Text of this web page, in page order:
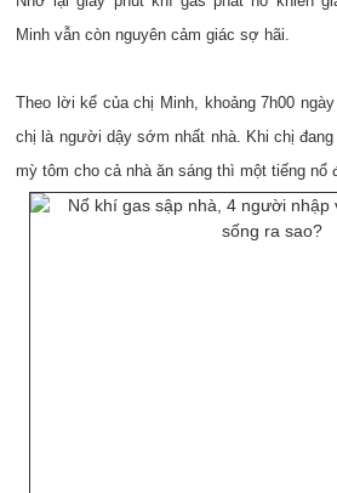
Minh vẫn còn nguyên cảm giác sợ hãi.
Theo lời kể của chị Minh, khoảng 7h00
chị là người dậy sớm nhất nhà. Khi chị
mỳ tôm cho cả nhà ăn sáng thì một tiếng nổ